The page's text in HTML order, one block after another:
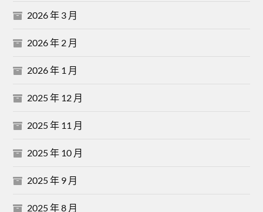
2026 年 3 月
2026 年 2 月
2026 年 1 月
2025 年 12 月
2025 年 11 月
2025 年 10 月
2025 年 9 月
2025 年 8 月